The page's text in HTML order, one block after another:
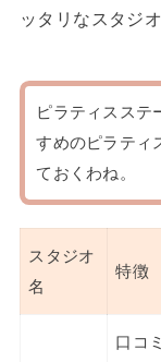
ッタリなスタジ
ピラティスステ
すめのピラティ
ておくわね。
スタジオ
名
特徴
口コ